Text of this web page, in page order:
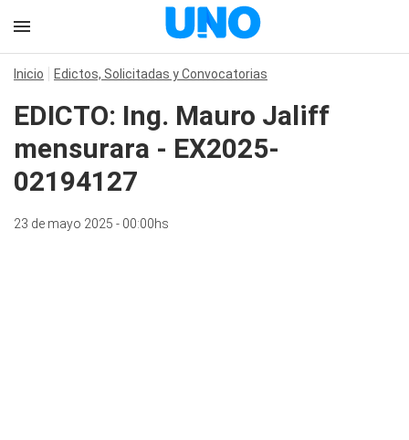
Inicio Edictos, Solicitadas y Convocatorias
EDICTO: Ing. Mauro Jaliff
mensurara - EX2025-
02194127
23 de mayo 2025 - 00:00hs